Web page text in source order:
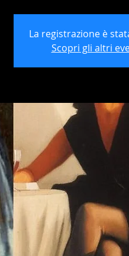
La registrazione è
Scopri gli altri